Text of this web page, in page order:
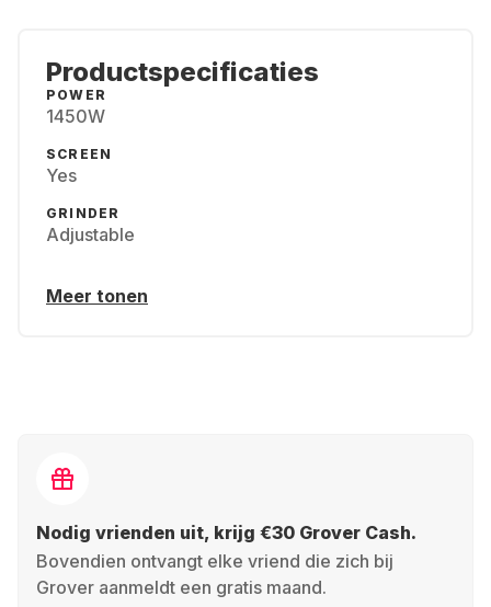
Productspecificaties
POWER
1450W
SCREEN
Yes
GRINDER
Adjustable
Meer tonen
Nodig vrienden uit, krijg €30 Grover Cash.
Bovendien ontvangt elke vriend die zich bij
Grover aanmeldt een gratis maand.